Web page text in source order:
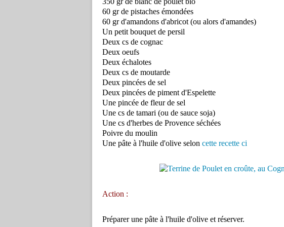
60 gr de pistaches émondées
60 gr d'amandons d'abricot (ou alors d'amandes)
Un petit bouquet de persil
Deux cs de cognac
Deux oeufs
Deux échalotes
Deux cs de moutarde
Deux pincées de sel
Deux pincées de piment d'Espelette
Une pincée de fleur de sel
Une cs de tamari (ou de sauce soja)
Une cs d'herbes de Provence séchées
Poivre du moulin
Une pâte à l'huile d'olive selon cette recette ci
Action :
Préparer une pâte à l'huile d'olive et réserver.